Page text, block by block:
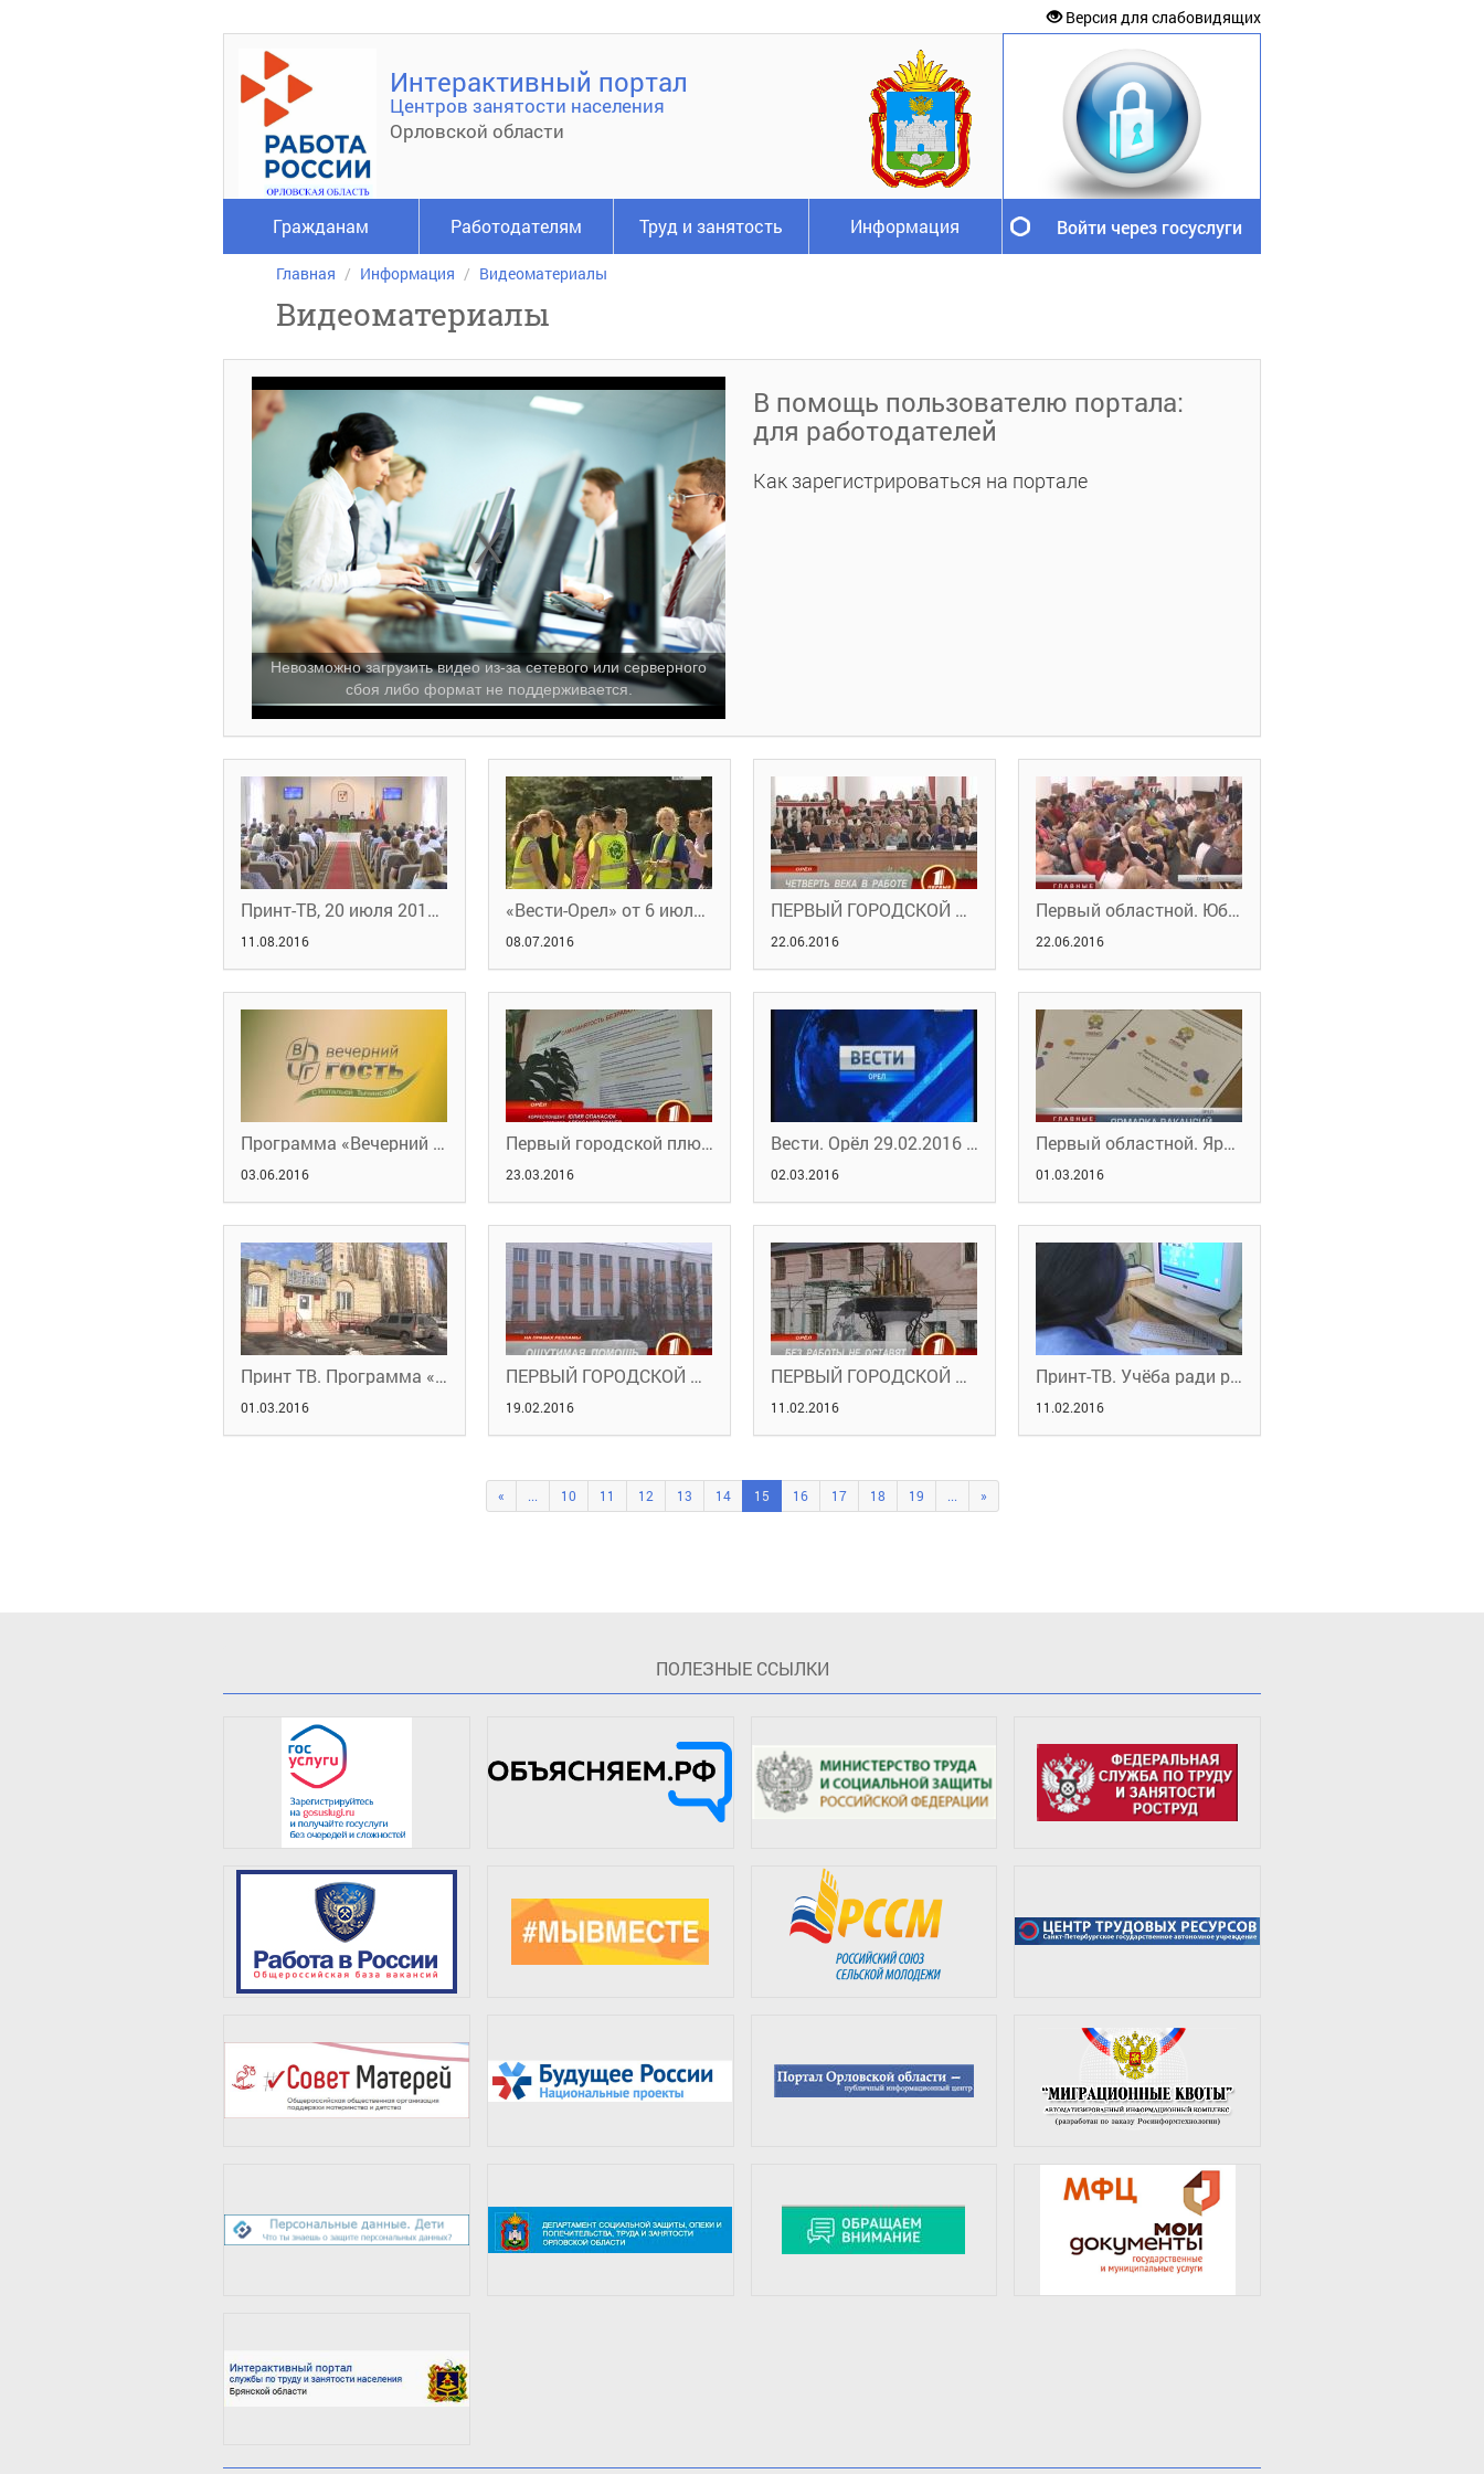
Версия для слабовидящих
Интерактивный портал
Центров занятости населения
Орловской области
Гражданам Работодателям Труд и занятость Информация Войти через госуслуги
Главная Информация Видеоматериалы
Видеоматериалы
Невозможно загрузить видео из-за сетевого или серверного
сбоя либо формат не поддерживается.
В помощь пользователю портала:
для работодателей
Как зарегистрироваться на портале
Принт-ТВ, 20 июля 2016 г.
11.08.2016
«Вести-Орел» от 6 июля 2016 года
08.07.2016
ПЕРВЫЙ ГОРОДСКОЙ ПЛЮС. ЧЕТВЕРТЬ ВЕКА В РАБОТЕ
22.06.2016
Первый областной. Юбилей службы занятости
22.06.2016
Программа «Вечерний гость» с Натальей Тычинской
03.06.2016
Первый городской плюс. Работают как все
23.03.2016
Вести. Орёл 29.02.2016 19:35
02.03.2016
Первый областной. Ярмарка вакансий
01.03.2016
Принт ТВ. Программа «В нашей власти» от 15 февраля 2016 года
01.03.2016
ПЕРВЫЙ ГОРОДСКОЙ ПЛЮС. ОЩУТИМАЯ ПОМОЩЬ
19.02.2016
ПЕРВЫЙ ГОРОДСКОЙ ПЛЮС. БЕЗ РАБОТЫ НЕ ОСТАВЯТ
11.02.2016
Принт-ТВ. Учёба ради работы
11.02.2016
« ... 10 11 12 13 14 15 16 17 18 19 ... »
ПOЛЕЗНЫЕ ССЫЛКИ